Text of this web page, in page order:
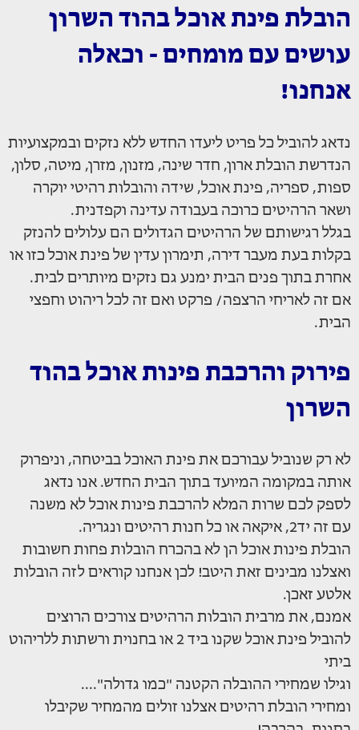
הובלת פינת אוכל בהוד השרון
עושים עם מומחים - וכאלה
אנחנו!
נדאג להוביל כל פריט ליעדו החדש ללא נזקים ובמקצועיות
הנדרשת הובלת ארון, חדר שינה, מזנון, מזרן, מיטה, סלון,
ספות, ספריה, פינת אוכל, שידה והובלות רהיטי יוקרה
ושאר הרהיטים כרוכה בעבודה עדינה וקפדנית.
בגלל רגישותם של הרהיטים הגדולים הם עלולים להנזק
בקלות בעת מעבר דירה, תימרון עדין של פינת אוכל כזו או
אחרת בתוך פנים הבית ימנע גם נזקים מיותרים לבית.
אם זה לאריחי הרצפה/ פרקט ואם זה לכל ריהוט וחפצי
הבית.
פירוק והרכבת פינות אוכלבהוד
השרון
לא רק שנוביל עבורכם את פינת האוכל בביטחה, וניפרוק
אותה במקומה המיועד בתוך הבית החדש. אנו נדאג
לספק לכם שרות המלא להרכבת פינות אוכל לא משנה
עם זה יד2, איקאה או כל חנות רהיטים ונגריה.
הובלת פינות אוכל הן לא בהכרח הובלות פחות חשובות
ואצלנו מבינים זאת היטב! לכן אנחנו קוראים לזה הובלות
אלטע זאכן.
אמנם, את מרבית הובלות הרהיטים צורכים הרוצים
להוביל פינת אוכל שקנו ביד 2 או בחנוית ורשתות ללריהוט
ביתי
וגילו שמחירי ההובלה הקטנה "כמו גדולה"....
ומחירי הובלת רהיטים אצלנו זולים מהמחיר שקיבלו